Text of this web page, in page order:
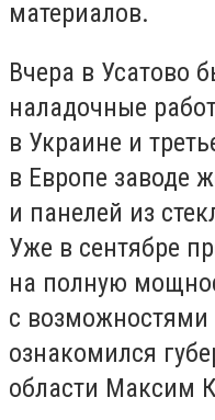
материалов.
Вчера в Усатово
наладочные
в Украине и
в Европе заводе
и панелей из
Уже в сентябре
на полную
с возможностями
ознакомился
области Максим